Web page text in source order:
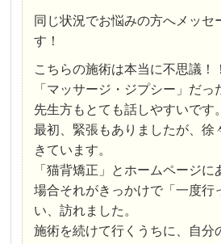
同じ状況でお悩みの方へメッセ
す！
こちらの施術は本当に不思議！！
「マッサージ・ジプシー」だっ
先生方もとても話しやすいです。
最初、緊張もありましたが、徐
きています。
「猫背矯正」とホームページ
場合それがきっかけで「一度行
い、訪れました。
施術を続けて行くうちに、自分